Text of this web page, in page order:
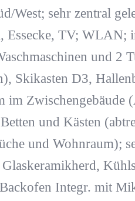
West; sehr zentral
Essecke, TV; WLAN;
und 2
Skikasten D3,
im Zwischengebäude
und Kästen
und Wohnraum);
Integr. mit